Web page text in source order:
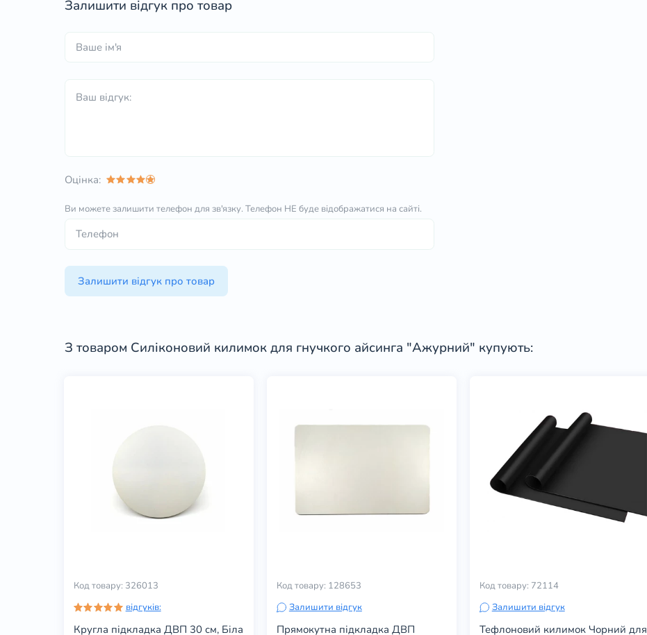
Залишити відгук про товар
Оцінка:
Ви можете залишити телефон для зв'язку.Телефон НЕ буде відображатися на сайті.
Залишити відгук про товар
З товаром Силіконовий килимок для гнучкого айсинга "Ажурний" купують:
Код товару: 326013
відгуків:
Кругла підкладка ДВП 30 см, Біла
Код товару: 128653
Залишити відгук
Прямокутна підкладка ДВП
Код товару: 72114
Залишити відгук
Тефлоновий килимок Чорний для